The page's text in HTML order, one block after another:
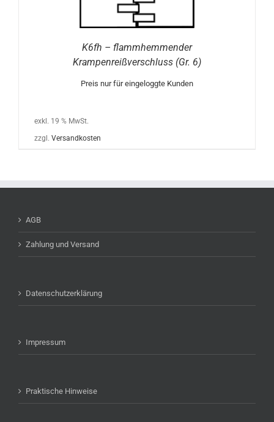
K6fh – flammhemmender
Krampenreißverschluss (Gr. 6)
Preis nur für eingeloggte Kunden
exkl. 19 % MwSt.
zzgl. Versandkosten
AGB
Zahlung und Versand
Datenschutzerklärung
Impressum
Praktische Hinweise